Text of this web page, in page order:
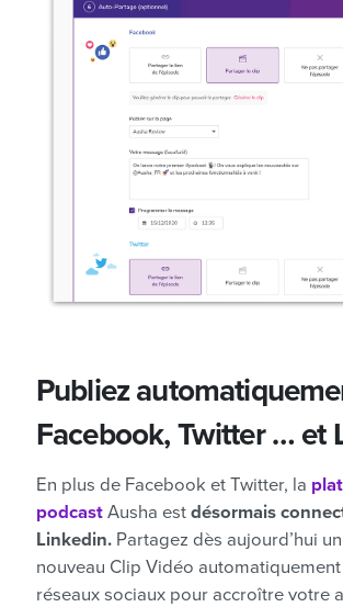
Publiez
Facebook, Twitter … et
En plus de Facebook et Twitter, la
podcast Ausha est désormais
Linkedin. Partagez dès aujourd’hui
nouveau Clip Vidéo
réseaux sociaux pour accroître votre